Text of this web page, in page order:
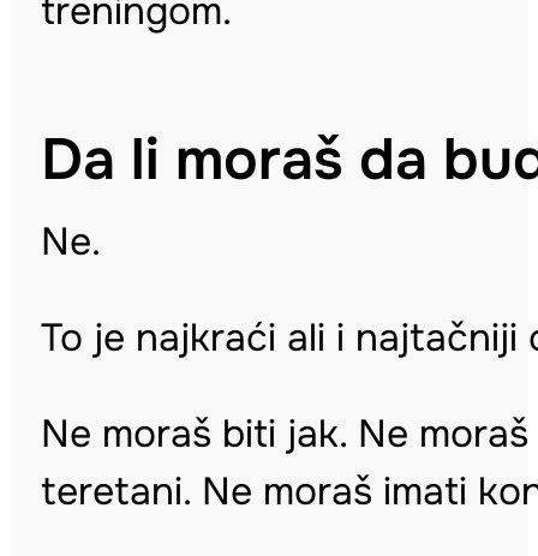
treningom.
Da li moraš da
Ne.
To je najkraći ali i najtačniji
Ne moraš biti jak. Ne
teretani. Ne moraš imati